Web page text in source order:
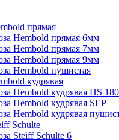
прямая
Hembold прямая 6мм
Hembold прямая 7мм
Hembold прямая 9мм
Hembold пушистая
кудрявая
Hembold кудрявая HS 180
Hembold кудрявая SEP
Hembold кудрявая
Schulte
Steiff Schulte 6